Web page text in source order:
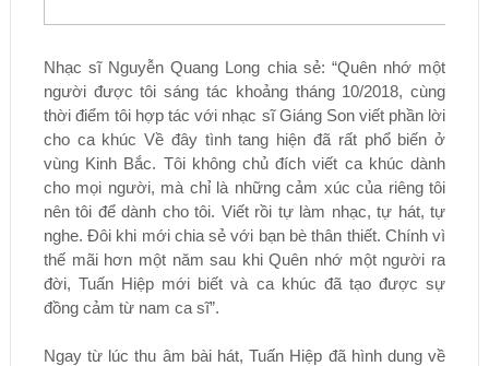
Nhạc sĩ Nguyễn Quang Long chia sẻ: “Quên nhớ một
người được tôi sáng tác khoảng tháng 10/2018, cùng
thời điểm tôi hợp tác với nhạc sĩ Giáng Son viết phần lời
cho ca khúc Về đây tình tang hiện đã rất phổ biến ở
vùng Kinh Bắc. Tôi không chủ đích viết ca khúc dành
cho mọi người, mà chỉ là những cảm xúc của riêng tôi
nên tôi để dành cho tôi. Viết rồi tự làm nhạc, tự hát, tự
nghe. Đôi khi mới chia sẻ với bạn bè thân thiết. Chính vì
thế mãi hơn một năm sau khi Quên nhớ một người ra
đời, Tuấn Hiệp mới biết và ca khúc đã tạo được sự
đồng cảm từ nam ca sĩ”.
Ngay từ lúc thu âm bài hát, Tuấn Hiệp đã hình dung về